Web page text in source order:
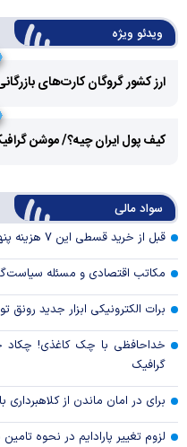
ویدئو ویژه
ارز کشور گروگان کارت‌های
کیف پول ایران چیه؟/ موشن
سواد مالی
قبل از خرید قسطی این ۷ هزینه پنهان را بشناسید
مکاتب اقتصادی و مسئله
برات الکترونیکی ابزار جدید
خداحافظی با چک کاغذی!
گرافیک
برای در امان ماندن از کلاهبرداری
لزوم تغییر پارادایم در نحوه